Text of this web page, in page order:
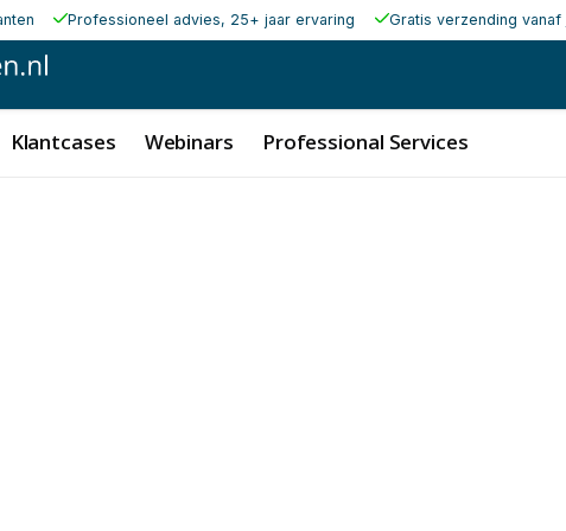
Professioneel advies, 25+ jaar ervaring Gratis verzending vanaf
Klantcases Webinars Professional Services